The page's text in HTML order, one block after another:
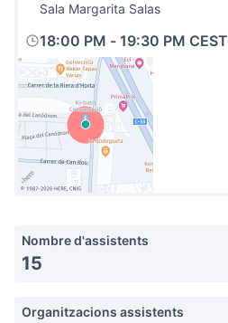
Sala Margarita Salas
18:00 PM - 19:30 PM CEST
Nombre d'assistents
15
Organitzacions assistents